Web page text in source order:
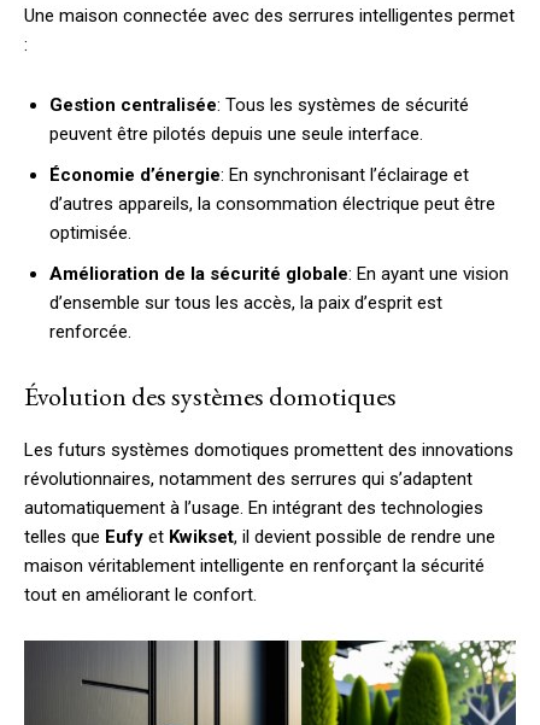
Une maison connectée avec des serrures intelligentes permet
:
Gestion centralisée: Tous les systèmes de sécurité
peuvent être pilotés depuis une seule interface.
Économie d’énergie: En synchronisant l’éclairage et
d’autres appareils, la consommation électrique peut être
optimisée.
Amélioration de la sécurité globale: En ayant une vision
d’ensemble sur tous les accès, la paix d’esprit est
renforcée.
Évolution des systèmes domotiques
Les futurs systèmes domotiques promettent des innovations
révolutionnaires, notamment des serrures qui s’adaptent
automatiquement à l’usage. En intégrant des technologies
telles que Eufy et Kwikset, il devient possible de rendre une
maison véritablement intelligente en renforçant la sécurité
tout en améliorant le confort.